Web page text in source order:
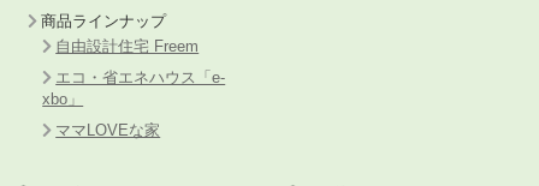
商品ラインナップ
自由設計住宅 Freem
エコ・省エネハウス「e-
xbo」
ママLOVEな家